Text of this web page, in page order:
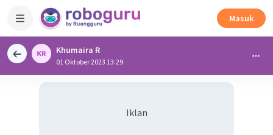
Masuk
Khumaira R
01 Oktober 2023 13:29
Iklan